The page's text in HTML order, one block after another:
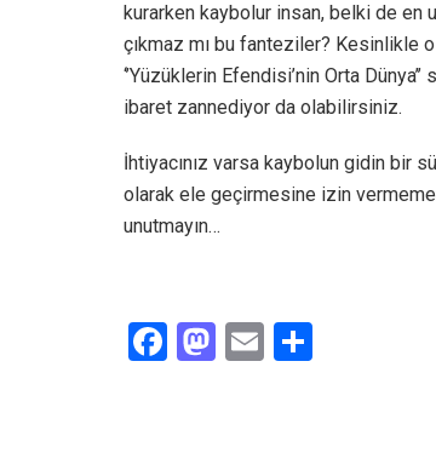
kurarken kaybolur insan, belki de en
çıkmaz mı bu fanteziler? Kesinlikle o
‘’Yüzüklerin Efendisi’nin Orta
ibaret zannediyor da olabilirsiniz.
İhtiyacınız varsa kaybolun gidin bir
olarak ele geçirmesine izin
unutmayın…
F
M E